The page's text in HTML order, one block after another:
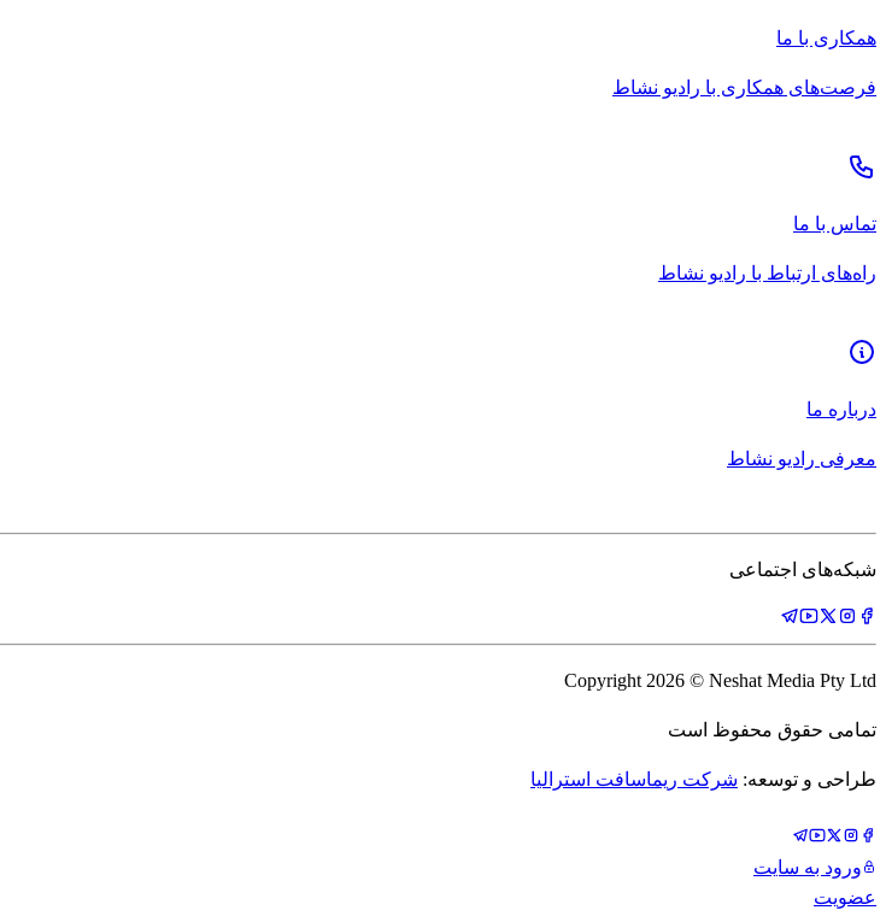
همکاری با ما
فرصت‌های همکاری با رادیو نشاط
تماس با ما
راه‌های ارتباط با رادیو نشاط
درباره ما
معرفی رادیو نشاط
شبکه‌های اجتماعی
Copyright 2026 © Neshat Media Pty Ltd
تمامی حقوق محفوظ است
طراحی و توسعه: شرکت ریماسافت استرالیا
ورود به سایت
عضویت